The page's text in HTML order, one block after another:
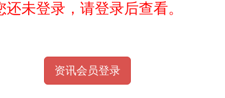
还未登录，请登录后查看。
资讯会员登录